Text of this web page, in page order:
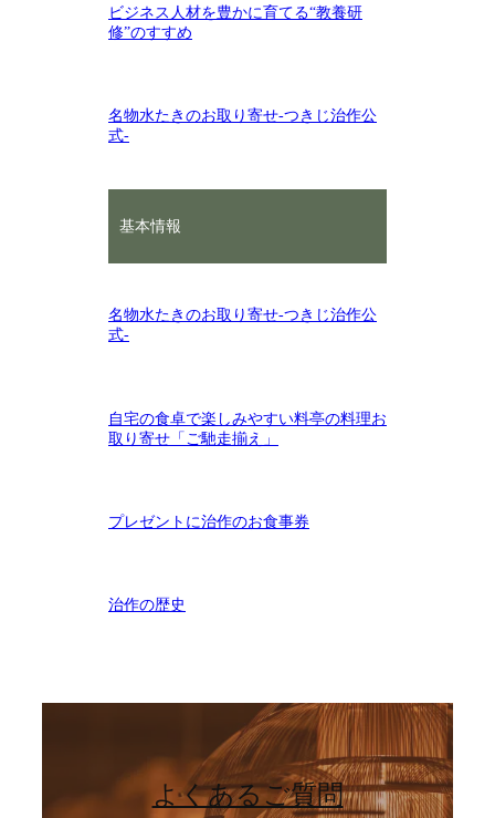
ビジネス人材を豊かに育てる“教養研
修”のすすめ
名物水たきのお取り寄せ‐つきじ治作公
式‐
基本情報
名物水たきのお取り寄せ‐つきじ治作公
式‐
自宅の食卓で楽しみやすい料亭の料理お
取り寄せ「ご馳走揃え」
プレゼントに治作のお食事券
治作の歴史
よくあるご質問